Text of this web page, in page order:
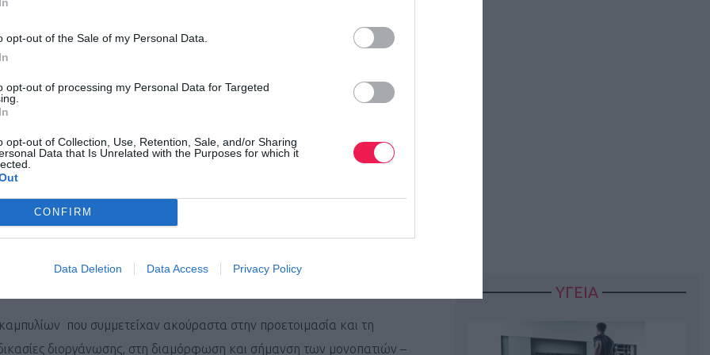
opt-out of the Sale of my Personal Data.
opt-out of processing my Personal Data for Targeted
opt-out of Collection, Use, Retention, Sale, and/or Sharing
Data that Is Unrelated with the Purposes for which it
CONFIRM
Data Deletion Data Access Privacy Policy
για τη συμμετοχή και τον όμορφο αγώνα!
Υγείας Αγρινίου, Μαραθωνοδρόμων Αχαΐας «Φειδιππίδης» και
τους!
απευθύνουμε:
και τεχνογνωσία τους υποστήριξαν τη διοργάνωση του Συλλόγου
που συμμετείχαν ακούραστα στην προετοιμασία και τη
διοργάνωσης, στη διαμόρφωση και σήμανση των μονοπατιών –
ΥΓΕΙΑ